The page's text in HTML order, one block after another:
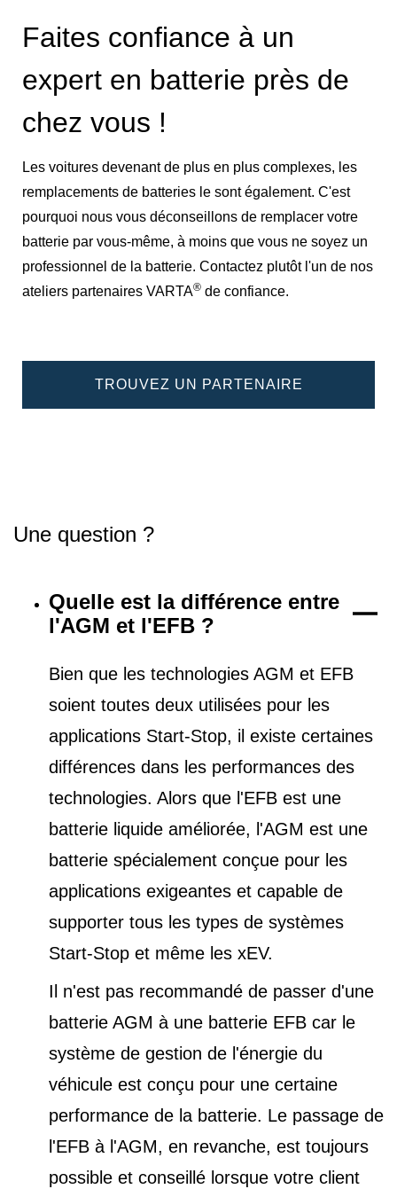
Faites confiance à un
expert en batterie près de
chez vous !
Les voitures devenant de plus en plus complexes, les
remplacements de batteries le sont également. C'est
pourquoi nous vous déconseillons de remplacer votre
batterie par vous-même, à moins que vous ne soyez un
professionnel de la batterie. Contactez plutôt l'un de nos
ateliers partenaires VARTA® de confiance.
TROUVEZ UN PARTENAIRE
Une question ?
Quelle est la différence entre
l'AGM et l'EFB ?
Bien que les technologies AGM et EFB
soient toutes deux utilisées pour les
applications Start-Stop, il existe certaines
différences dans les performances des
technologies. Alors que l'EFB est une
batterie liquide améliorée, l'AGM est une
batterie spécialement conçue pour les
applications exigeantes et capable de
supporter tous les types de systèmes
Start-Stop et même les xEV.
Il n'est pas recommandé de passer d'une
batterie AGM à une batterie EFB car le
système de gestion de l'énergie du
véhicule est conçu pour une certaine
performance de la batterie. Le passage de
l'EFB à l'AGM, en revanche, est toujours
possible et conseillé lorsque votre client